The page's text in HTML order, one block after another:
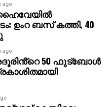
പിന്‍വലിച്ച തൃശൂര്‍
തുടക്കത്തില്‍
എസ് കെ ഫയാസ്
മാര്‍ക്കസ്
ബാറിന്
സജീഷിനെ പിന്‍വലിച്ച
എസ്‌കെ ഫായാസിന്
അവസരം നല്‍കി.
ago
ഹൈവേയില്‍
ഉംറ ബസ് കത്തി, 40
ago
50 ഫുട്ബോൾ